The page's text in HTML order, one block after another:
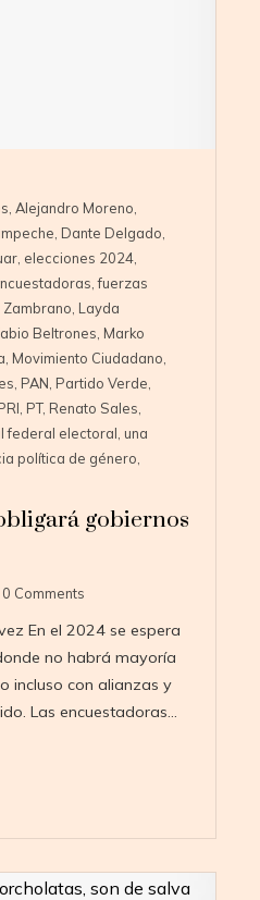
, Alejandro Moreno,
, Dante Delgado,
, elecciones 2024,
,fuerzas
Zambrano, Layda
Beltrones, Marko
, Movimiento Ciudadano,
, PAN, Partido Verde,
, PT, Renato Sales,
federal electoral, una
política de género,
gobiernos
0 Comments
En el 2024 se espera
no habrá mayoría
incluso con alianzas y
Las encuestadoras…